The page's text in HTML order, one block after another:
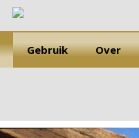
Gebruik Over